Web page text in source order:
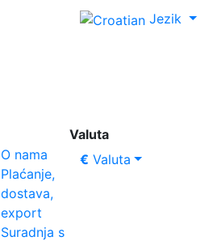
O nama
Plaćanje,
dostava,
export
Suradnja s
Jezik
Valuta
€ Valuta